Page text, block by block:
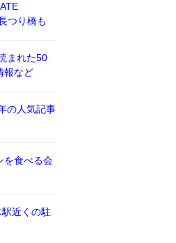
つり橋も
まれた50
報など
の人気記事
を食べる会
近くの駐